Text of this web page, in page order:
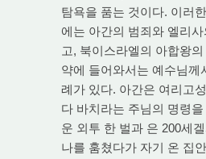
탐욕을 품는 것이다. 이러
에는 아간의 범죄와 엘리
고, 북이스라엘의 아합왕
약에 들어와서는 예수님께
례가 있다. 아간은 여리고
다 바치라는 주님의 명령
운 외투 한 벌과 은 200세
나를 훔쳤다가 자기 온 집